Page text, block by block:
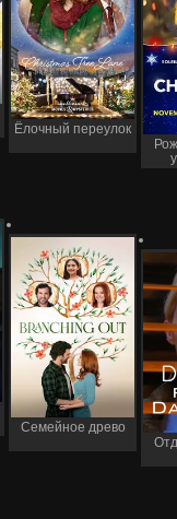
Ёлочный переулок
Семейное древо